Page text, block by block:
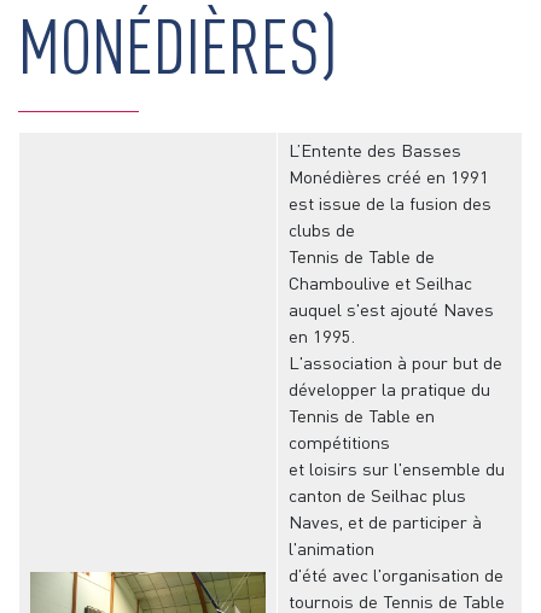
MONÉDIÈRES)
L’Entente des Basses
Monédières créé en 1991
est issue de la fusion des
clubs de
Tennis de Table de
Chamboulive et Seilhac
auquel s'est ajouté Naves
en 1995.
L'association à pour but de
développer la pratique du
Tennis de Table en
compétitions
et loisirs sur l'ensemble du
canton de Seilhac plus
Naves, et de participer à
l'animation
d'été avec l'organisation de
tournois de Tennis de Table